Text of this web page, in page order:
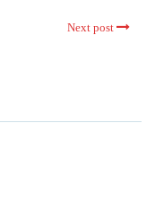
Next post